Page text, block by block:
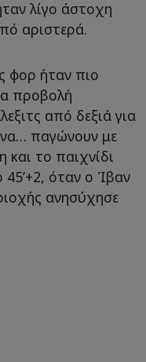
λίγο άστοχη
αριστερά.
φορ ήταν πιο
προβολή
από δεξιά για
παγώνουν με
και το παιχνίδι
45’+2, όταν ο Ίβαν
ανησύχησε